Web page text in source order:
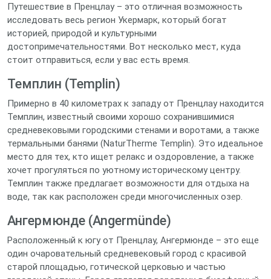
Путешествие в Пренцлау – это отличная возможность
исследовать весь регион Укермарк, который богат
историей, природой и культурными
достопримечательностями. Вот несколько мест, куда
стоит отправиться, если у вас есть время.
Темплин (Templin)
Примерно в 40 километрах к западу от Пренцлау находится
Темплин, известный своими хорошо сохранившимися
средневековыми городскими стенами и воротами, а также
термальными банями (NaturTherme Templin). Это идеальное
место для тех, кто ищет релакс и оздоровление, а также
хочет прогуляться по уютному историческому центру.
Темплин также предлагает возможности для отдыха на
воде, так как расположен среди многочисленных озер.
Ангермюнде (Angermünde)
Расположенный к югу от Пренцлау, Ангермюнде – это еще
один очаровательный средневековый город с красивой
старой площадью, готической церковью и частью